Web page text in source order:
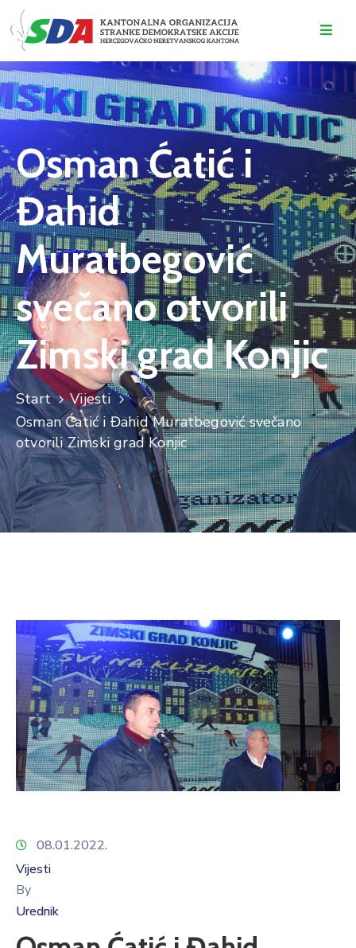
O
NAMA
DOGAĐAJI
VIJESTI
KONTAKT
Osman Ćatić i
Đahid
Muratbegović
svečano otvorili
Zimski grad Konjic
Start
Vijesti
Osman Ćatić i Đahid Muratbegović svečano
otvorili Zimski grad Konjic
08.01.2022.
Vijesti
By
Urednik